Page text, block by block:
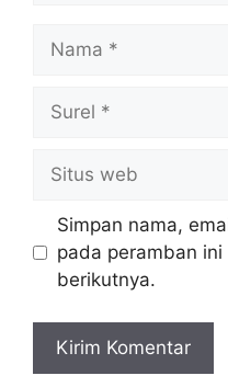
Nama
Surel
Situs
web
Simpan nama,
pada peramban
berikutnya.